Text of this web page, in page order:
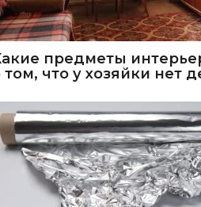
предметы
том, что у хозяйки нет